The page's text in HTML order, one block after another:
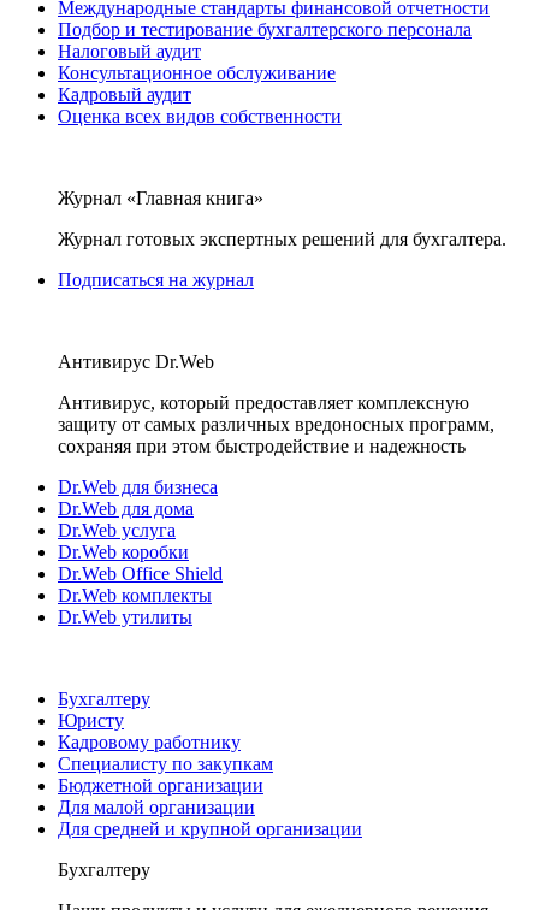
Международные стандарты финансовой отчетности
Подбор и тестирование бухгалтерского персонала
Налоговый аудит
Консультационное обслуживание
Кадровый аудит
Оценка всех видов собственности
Журнал «Главная книга»
Журнал готовых экспертных решений для бухгалтера.
Подписаться на журнал
Антивирус Dr.Web
Антивирус, который предоставляет комплексную
защиту от самых различных вредоносных программ,
сохраняя при этом быстродействие и надежность
Dr.Web для бизнеса
Dr.Web для дома
Dr.Web услуга
Dr.Web коробки
Dr.Web Office Shield
Dr.Web комплекты
Dr.Web утилиты
Бухгалтеру
Юристу
Кадровому работнику
Специалисту по закупкам
Бюджетной организации
Для малой организации
Для средней и крупной организации
Бухгалтеру